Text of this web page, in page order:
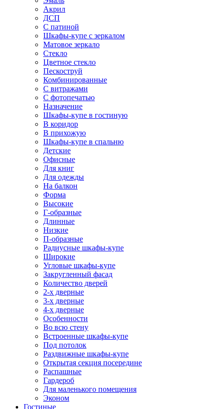
Акрил
ДСП
С патиной
Шкафы-купе с зеркалом
Матовое зеркало
Стекло
Цветное стекло
Пескоструй
Комбинированные
С витражами
С фотопечатью
Назначение
Шкафы-купе в гостиную
В коридор
В прихожую
Шкафы-купе в спальню
Детские
Офисные
Для книг
Для одежды
На балкон
Форма
Высокие
Г-образные
Длинные
Низкие
П-образные
Радиусные шкафы-купе
Широкие
Угловые шкафы-купе
Закругленный фасад
Количество дверей
2-х дверные
3-х дверные
4-х дверные
Особенности
Во всю стену
Встроенные шкафы-купе
Под потолок
Раздвижные шкафы-купе
Открытая секция посередине
Распашные
Гардероб
Для маленького помещения
Эконом
Гостиные